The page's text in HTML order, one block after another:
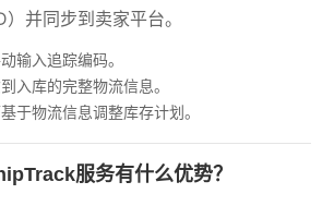
并同步到卖家平台。
输入追踪编码。
入库的完整物流信息。
于物流信息调整库存计划。
服务有什么优势？